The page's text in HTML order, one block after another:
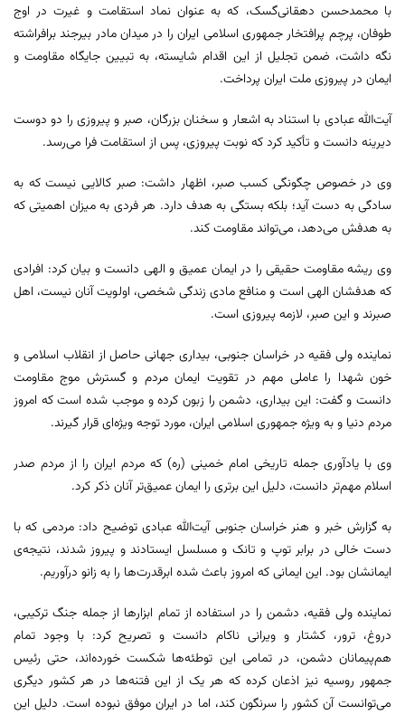
با محمدحسن دهقانی‌گسک، که به عنوان نماد استقامت و غیرت در اوج
طوفان، پرچم پرافتخار جمهوری اسلامی ایران را در میدان مادر بیرجند برافراشته
نگه داشت، ضمن تجلیل از این اقدام شایسته، به تبیین جایگاه مقاومت و
ایمان در پیروزی ملت ایران پرداخت.
آیت‌الله عبادی با استناد به اشعار و سخنان بزرگان، صبر و پیروزی را دو دوست
دیرینه دانست و تأکید کرد که نوبت پیروزی، پس از استقامت فرا می‌رسد.
وی در خصوص چگونگی کسب صبر، اظهار داشت: صبر کالایی نیست که به
سادگی به دست آید؛ بلکه بستگی به هدف دارد. هر فردی به میزان اهمیتی که
به هدفش می‌دهد، می‌تواند مقاومت کند.
وی ریشه مقاومت حقیقی را در ایمان عمیق و الهی دانست و بیان کرد: افرادی
که هدفشان الهی است و منافع مادی زندگی شخصی، اولویت آنان نیست، اهل
صبرند و این صبر، لازمه پیروزی است.
نماینده ولی فقیه در خراسان جنوبی، بیداری جهانی حاصل از انقلاب اسلامی و
خون شهدا را عاملی مهم در تقویت ایمان مردم و گسترش موج مقاومت
دانست و گفت: این بیداری، دشمن را زبون کرده و موجب شده است که امروز
مردم دنیا و به ویژه جمهوری اسلامی ایران، مورد توجه ویژه‌ای قرار گیرند.
وی با یادآوری جمله تاریخی امام خمینی (ره) که مردم ایران را از مردم صدر
اسلام مهم‌تر دانست، دلیل این برتری را ایمان عمیق‌تر آنان ذکر کرد.
به گزارش خبر و هنر خراسان جنوبی آیت‌الله عبادی توضیح داد: مردمی که با
دست خالی در برابر توپ و تانک و مسلسل ایستادند و پیروز شدند، نتیجه‌ی
ایمانشان بود. این ایمانی که امروز باعث شده ابرقدرت‌ها را به زانو درآوریم.
نماینده ولی فقیه، دشمن را در استفاده از تمام ابزارها از جمله جنگ ترکیبی،
دروغ، ترور، کشتار و ویرانی ناکام دانست و تصریح کرد: با وجود تمام
هم‌پیمانان دشمن، در تمامی این توطئه‌ها شکست خورده‌اند، حتی رئیس
جمهور روسیه نیز اذعان کرده که هر یک از این فتنه‌ها در هر کشور دیگری
می‌توانست آن کشور را سرنگون کند، اما در ایران موفق نبوده است. دلیل این